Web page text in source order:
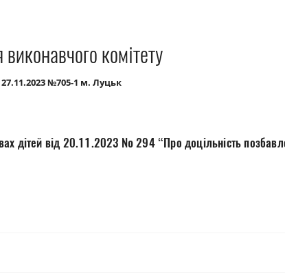
комітету
27.11.2023 №705-1 м. Луцьк
дітей від 20.11.2023 № 294 “Про доцільність